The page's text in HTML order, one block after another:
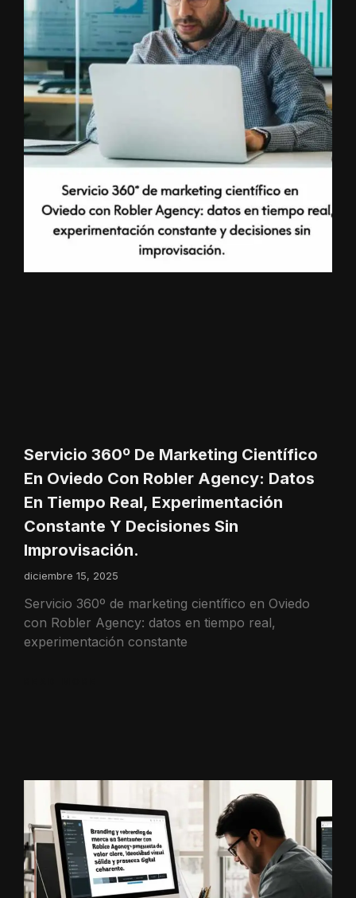
Servicio 360º De Marketing Científico
En Oviedo Con Robler Agency: Datos
En Tiempo Real, Experimentación
Constante Y Decisiones Sin
Improvisación.
diciembre 15, 2025
Servicio 360º de marketing científico en Oviedo
con Robler Agency: datos en tiempo real,
experimentación constante